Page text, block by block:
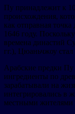
Пу принадлежит к
происхождения,
как отправная
1646 году.
времена династий
гг.), Цюаньчжоу
Арабские предки Пу
ингредиенты по
зарабатывали на
интегрировались в
местными